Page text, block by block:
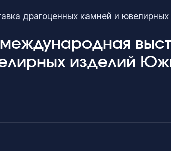
драгоценных камней и
я международная
изделий